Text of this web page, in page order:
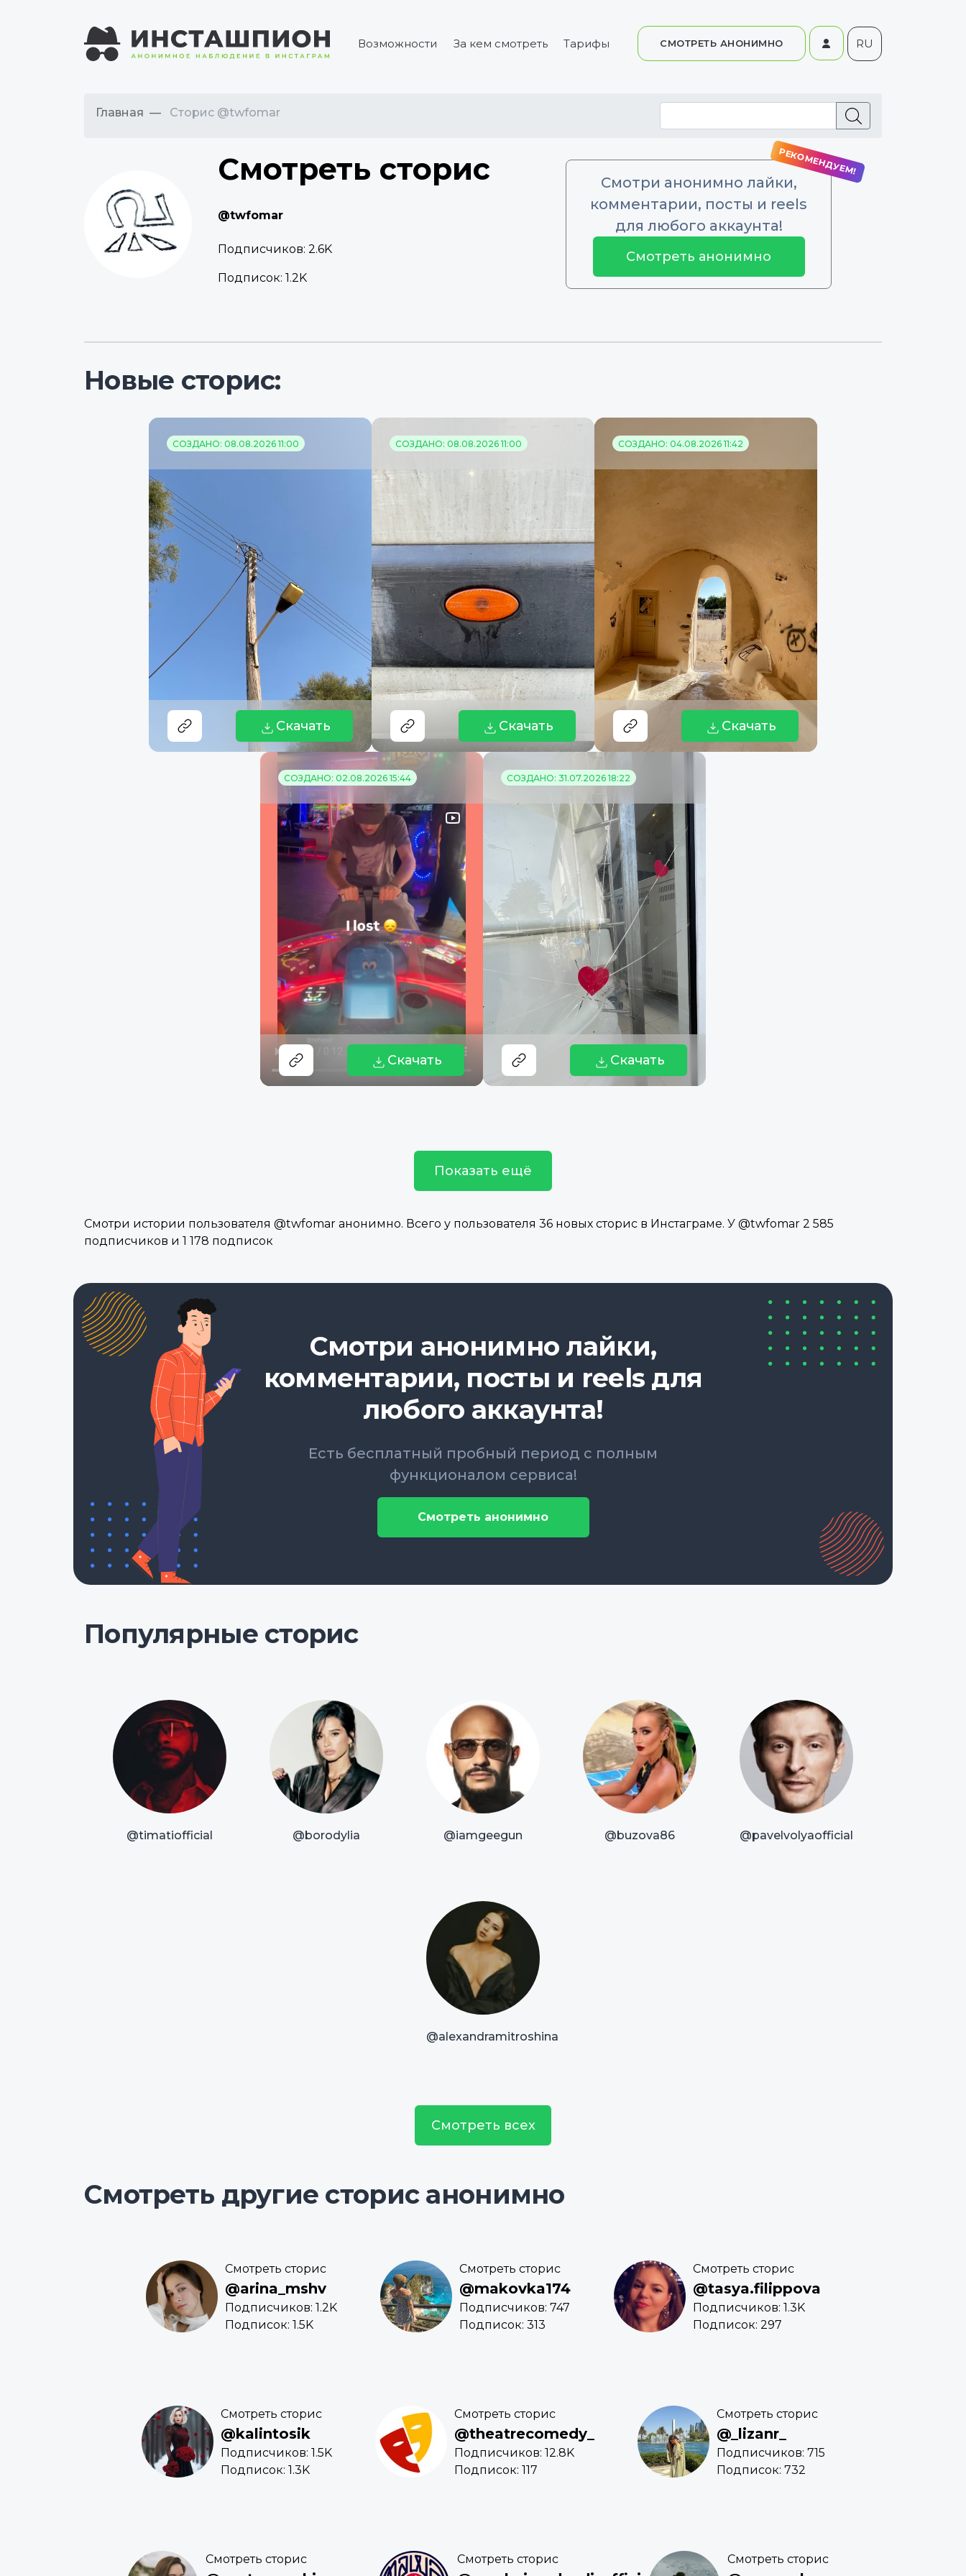
Возможности За кем смотреть Тарифы СМОТРЕТЬ АНОНИМНО RU
Главная Сторис @twfomar
Смотреть сторис
@twfomar
Подписчиков: 2.6K
Подписок: 1.2K
Смотри анонимно лайки,
комментарии, посты и reels
для любого аккаунта!
Смотреть анонимно
Новые сторис:
СОЗДАНО: 08.08.2026 11:00
Скачать
СОЗДАНО: 08.08.2026 11:00
Скачать
СОЗДАНО: 04.08.2026 11:42
Скачать
СОЗДАНО: 02.08.2026 15:44
Скачать
СОЗДАНО: 31.07.2026 18:22
Скачать
Показать ещё
Смотри истории пользователя @twfomar анонимно. Всего у пользователя 36 новых сторис в Инстаграме. У @twfomar 2 585
подписчиков и 1 178 подписок
Смотри анонимно лайки,
комментарии, посты и reels для
любого аккаунта!
Есть бесплатный пробный период с полным
функционалом сервиса!
Смотреть анонимно
Популярные сторис
@timatiofficial @borodylia @iamgeegun @buzova86 @pavelvolyaofficial
@alexandramitroshina
Смотреть всех
Смотреть другие сторис анонимно
Смотреть сторис
@arina_mshv
Подписчиков: 1.2K
Подписок: 1.5K
Смотреть сторис
@makovka174
Подписчиков: 747
Подписок: 313
Смотреть сторис
@tasya.filippova
Подписчиков: 1.3K
Подписок: 297
Смотреть сторис
@kalintosik
Подписчиков: 1.5K
Подписок: 1.3K
Смотреть сторис
@theatrecomedy_
Подписчиков: 12.8K
Подписок: 117
Смотреть сторис
@_lizanr_
Подписчиков: 715
Подписок: 732
Смотреть сторис Смотреть сторис Смотреть сторис